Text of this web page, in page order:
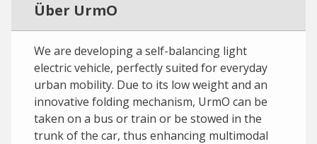
Über UrmO
We are developing a self-balancing light
electric vehicle, perfectly suited for everyday
urban mobility. Due to its low weight and an
innovative folding mechanism, UrmO can be
taken on a bus or train or be stowed in the
trunk of the car, thus enhancing multimodal